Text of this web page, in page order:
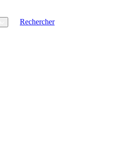
Rechercher